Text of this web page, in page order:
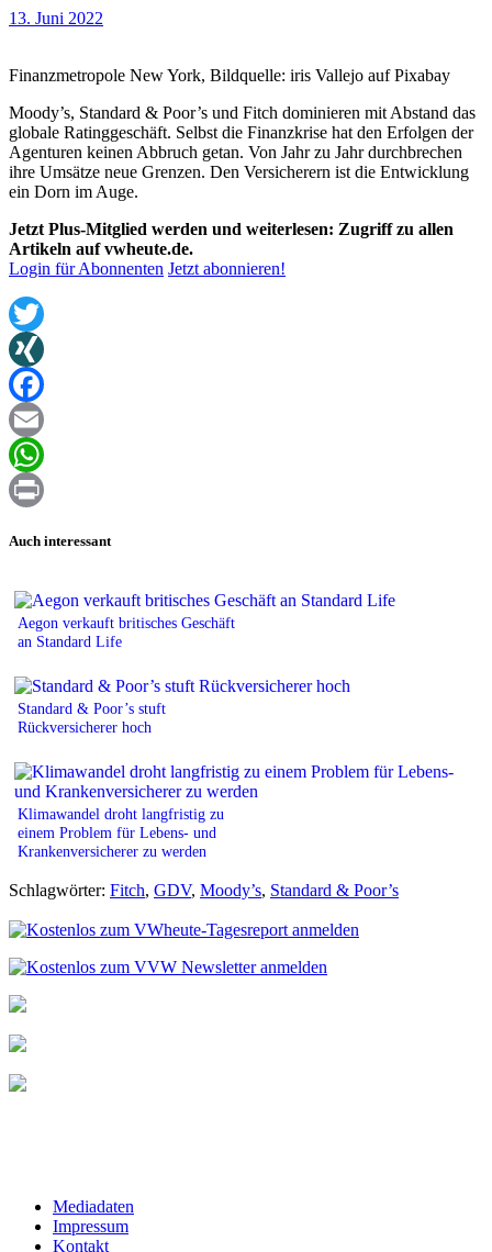
13. Juni 2022
Finanzmetropole New York, Bildquelle: iris Vallejo auf Pixabay
Moody’s, Standard & Poor’s und Fitch dominieren mit Abstand das
globale Ratinggeschäft. Selbst die Finanzkrise hat den Erfolgen der
Agenturen keinen Abbruch getan. Von Jahr zu Jahr durchbrechen
ihre Umsätze neue Grenzen. Den Versicherern ist die Entwicklung
ein Dorn im Auge.
Jetzt Plus-Mitglied werden und weiterlesen: Zugriff zu allen
Artikeln auf vwheute.de.
Login für Abonnenten Jetzt abonnieren!
Twitter
XING
Facebook
Email
WhatsApp
Auch interessant
Aegon verkauft britisches Geschäft
an Standard Life
Standard & Poor’s stuft
Rückversicherer hoch
Klimawandel droht langfristig zu
einem Problem für Lebens- und
Krankenversicherer zu werden
Schlagwörter: Fitch, GDV, Moody’s, Standard & Poor’s
Mediadaten
Impressum
Kontakt